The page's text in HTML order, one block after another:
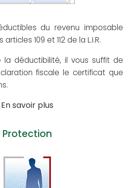
du revenu imposable
109 et 112 de la L.I.R.
la déductibilité, il vous suffit de
fiscale le certificat que
En savoir plus
Protection